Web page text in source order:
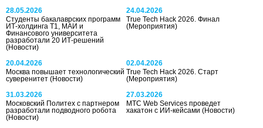
28.05.2026
Студенты бакалаврских программ
ИТ-холдинга Т1, МАИ и
Финансового университета
разработали 20 ИТ-решений
(Новости)
24.04.2026
True Tech Hack 2026. Финал
(Мероприятия)
20.04.2026
Москва повышает технологический
суверенитет (Новости)
02.04.2026
True Tech Hack 2026. Старт
(Мероприятия)
31.03.2026
Московский Политех с партнером
разработали подводного робота
(Новости)
27.03.2026
МТС Web Services проведет
хакатон с ИИ-кейсами(Новости)